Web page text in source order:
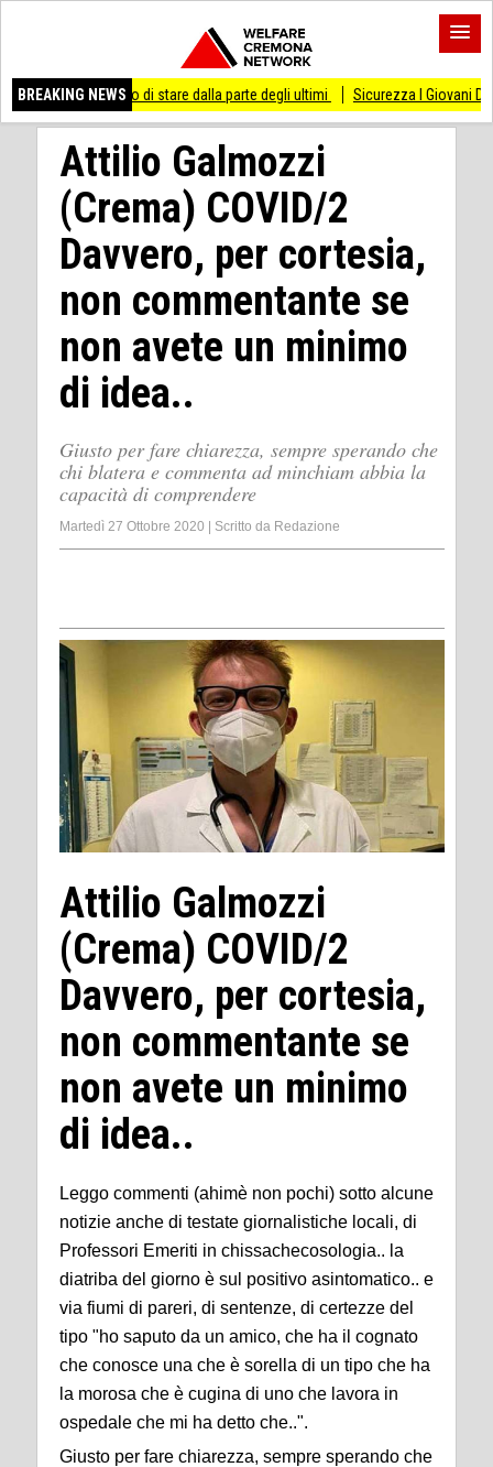
BREAKING NEWS
di stare dalla parte degli ultimi Sicurezza I Giovani Democratici
Attilio Galmozzi
(Crema) COVID/2
Davvero, per cortesia,
non commentante se
non avete un minimo
di idea..
Giusto per fare chiarezza, sempre sperando che
chi blatera e commenta ad minchiam abbia la
capacità di comprendere
Martedì 27 Ottobre 2020 Scritto da Redazione
Attilio Galmozzi
(Crema) COVID/2
Davvero, per cortesia,
non commentante se
non avete un minimo
di idea..
Leggo commenti (ahimè non pochi) sotto alcune
notizie anche di testate giornalistiche locali, di
Professori Emeriti in chissachecosologia.. la
diatriba del giorno è sul positivo asintomatico.. e
via fiumi di pareri, di sentenze, di certezze del
tipo "ho saputo da un amico, che ha il cognato
che conosce una che è sorella di un tipo che ha
la morosa che è cugina di uno che lavora in
ospedale che mi ha detto che..".
Giusto per fare chiarezza, sempre sperando che